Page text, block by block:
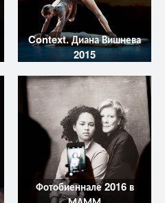
Context. Диана Вишнева
2015
Фотобиеннале 2016 в